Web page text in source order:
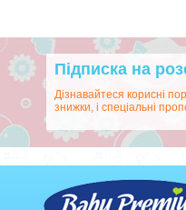
Підписка на
Дізнавайтеся корисні
знижки, і спеціальні